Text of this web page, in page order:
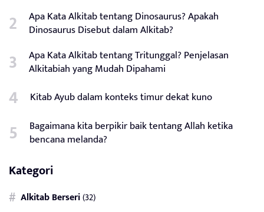
Apa Kata Alkitab tentang Dinosaurus? Apakah
Dinosaurus Disebut dalam Alkitab?
Apa Kata Alkitab tentang Tritunggal? Penjelasan
Alkitabiah yang Mudah Dipahami
Kitab Ayub dalam konteks timur dekat kuno
Bagaimana kita berpikir baik tentang Allah ketika
bencana melanda?
Kategori
Alkitab Berseri(32)